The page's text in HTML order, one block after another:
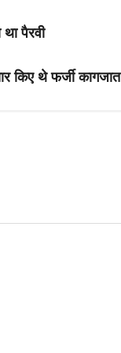
पैरवी
किए थे फर्जी कागजात